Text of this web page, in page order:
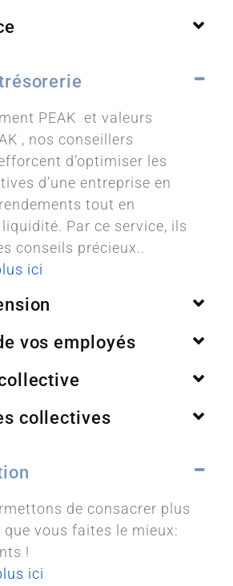
PEAK et valeurs
, nos conseillers
d’optimiser les
d’une entreprise en
tout en
Par ce service, ils
conseils précieux..
ici
vos employés
collectives
de consacrer plus
que vous faites le mieux:
!
ici